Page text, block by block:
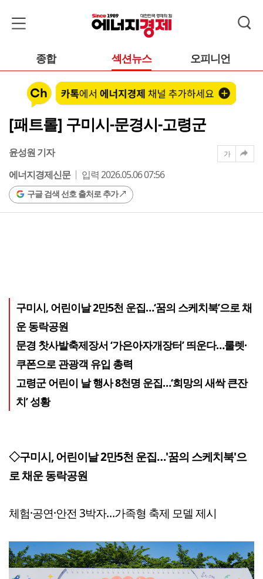
종합 섹션뉴스 오피니언
[패트롤] 구미시-문경시-고령군
윤성원 기자
에너지경제신문
입력 2026.05.06 07:56
구글 검색 선호 출처로 추가
가
구미시, 어린이날 2만5천 운집…‘꿈의 스케치북’으로 채
운 동락공원
문경 찻사발축제장서 ‘가은아자개장터’ 띄운다…룰렛·
쿠폰으로 관광객 유입 총력
고령군 어린이 날 행사 8천명 운집…‘희망의 새싹 큰잔
치’ 성황
◇구미시, 어린이날 2만5천 운집…'꿈의 스케치북'으
로 채운 동락공원
체험·공연·안전 3박자…가족형 축제 모델 제시